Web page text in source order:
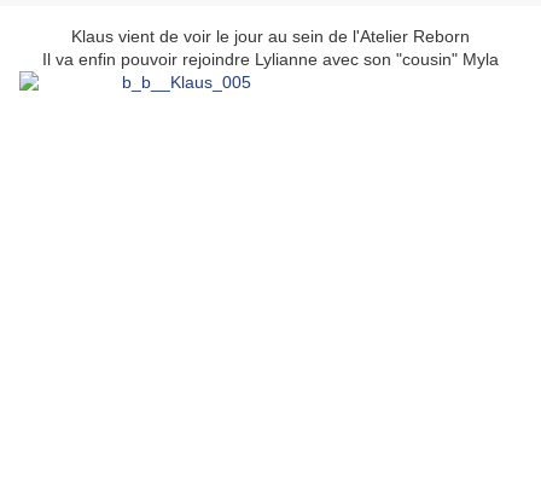
Klaus vient de voir le jour au sein de l'Atelier Reborn
Il va enfin pouvoir rejoindre Lylianne avec son "cousin" Myla